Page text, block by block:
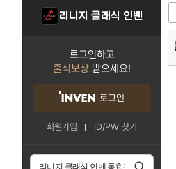
리니지 클래식 인벤
로그인하고
출석보상 받으세요!
로그인
회원가입 ID/PW 찾기